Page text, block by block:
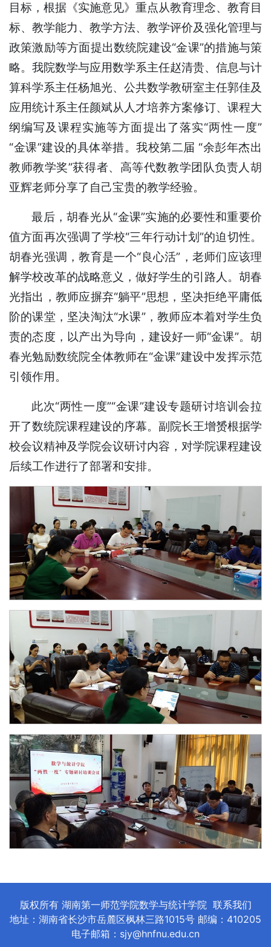
目标，根据《实施意见》重点从教育理念、教育目
标、教学能力、教学方法、教学评价及强化管理与
政策激励等方面提出数统院建设“金课”的措施与策
略。我院数学与应用数学系主任赵清贵、信息与计
算科学系主任杨旭光、公共数学教研室主任郭佳及
应用统计系主任颜斌从人才培养方案修订、课程大
纲编写及课程实施等方面提出了落实“两性一度”
“金课”建设的具体举措。我校第二届 “余彭年杰出
教师教学奖”获得者、高等代数教学团队负责人胡
亚辉老师分享了自己宝贵的教学经验。
最后，胡春光从“金课”实施的必要性和重要价
值方面再次强调了学校“三年行动计划”的迫切性。
胡春光强调，教育是一个“良心活”，老师们应该理
解学校改革的战略意义，做好学生的引路人。胡春
光指出，教师应摒弃“躺平”思想，坚决拒绝平庸低
阶的课堂，坚决淘汰“水课”，教师应本着对学生负
责的态度，以产出为导向，建设好一师“金课”。胡
春光勉励数统院全体教师在“金课”建设中发挥示范
引领作用。
此次“两性一度”“金课”建设专题研讨培训会拉
开了数统院课程建设的序幕。副院长王增赟根据学
校会议精神及学院会议研讨内容，对学院课程建设
后续工作进行了部署和安排。
版权所有 湖南第一师范学院数学与统计学院 联系我们
地址：湖南省长沙市岳麓区枫林三路1015号 邮编：410205
电子邮箱：sjy@hnfnu.edu.cn